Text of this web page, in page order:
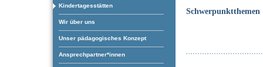
Kindertagesstätten
Wir über uns
Unser pädagogisches Konzept
Ansprechpartner*innen
Schwerpunktthemen